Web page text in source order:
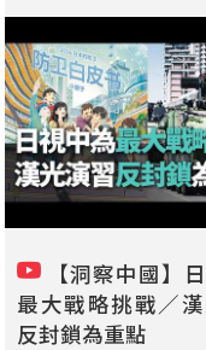
【洞察中國】
最大戰略挑戰／
反封鎖為重點